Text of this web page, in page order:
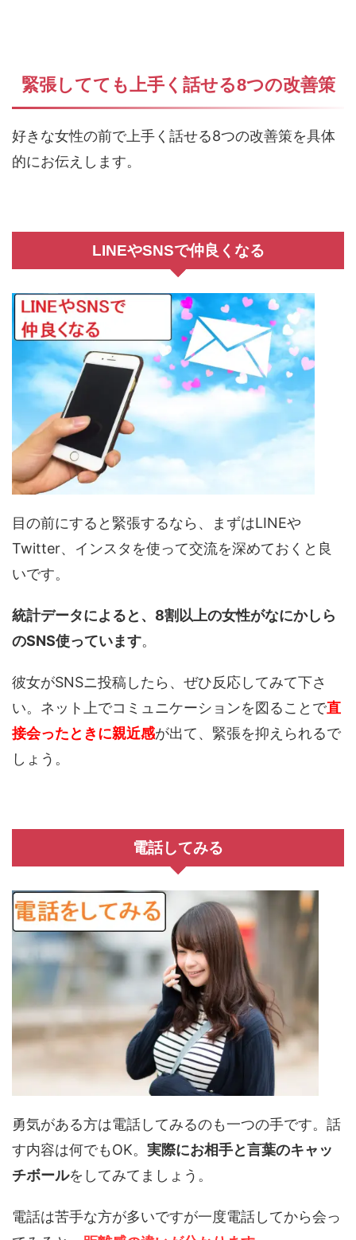
緊張してても上手く話せる8つの改善策
好きな女性の前で上手く話せる8つの改善策を具体
的にお伝えします。
LINEやSNSで仲良くなる
目の前にすると緊張するなら、まずはLINEや
Twitter、インスタを使って交流を深めておくと良
いです。
統計データによると、8割以上の女性がなにかしら
のSNS使っています。
彼女がSNSニ投稿したら、ぜひ反応してみて下さ
い。ネット上でコミュニケーションを図ることで直
接会ったときに親近感が出て、緊張を抑えられるで
しょう。
電話してみる
勇気がある方は電話してみるのも一つの手です。話
す内容は何でもOK。 実際にお相手と言葉のキャッ
チボールをしてみてましょう。
電話は苦手な方が多いですが一度電話してから会っ